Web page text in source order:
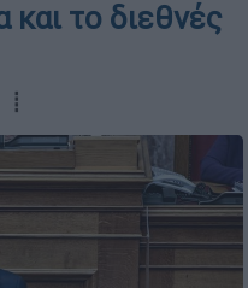
και το διεθνές
┋